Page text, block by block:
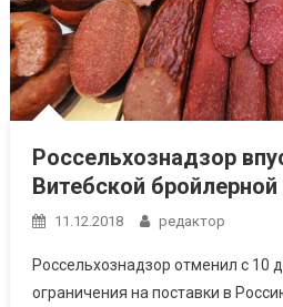
Россельхознадзор
Витебской
11.12.2018 редактор
Россельхознадзор отменил с 10
ограничения на поставки в